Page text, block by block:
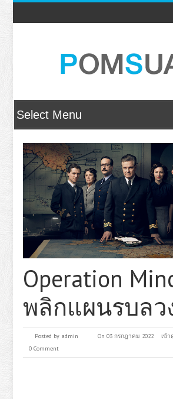
Operation
พลิกแผนรบลว
Posted by admin On 03 กรกฎาคม 2022 เข้า
0 Comment